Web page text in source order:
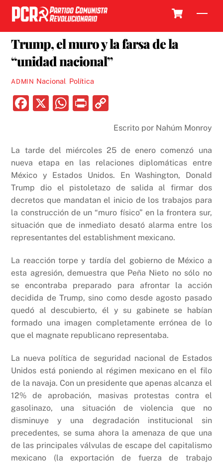
Skip
content
Trump, el muro y la farsa de la
“unidad nacional”
ADMIN Nacional Política
F
e
b
o
o
k
X
W
s
A
p
p
P
p
y
Li
n
k
Escrito por Nahúm Monroy
La tarde del miércoles 25 de enero comenzó una
nueva etapa en las relaciones diplomáticas entre
México y Estados Unidos. En Washington, Donald
Trump dio el pistoletazo de salida al firmar dos
decretos que mandatan el inicio de los trabajos para
la construcción de un “muro físico” en la frontera sur,
situación que de inmediato desató alarma entre los
representantes del establishment mexicano.
La reacción torpe y tardía del gobierno de México a
esta agresión, demuestra que Peña Nieto no sólo no
se encontraba preparado para afrontar la acción
decidida de Trump, sino como desde agosto pasado
quedó al descubierto, él y su gabinete se habían
formado una imagen completamente errónea de lo
que el magnate republicano representaba.
La nueva política de seguridad nacional de Estados
Unidos está poniendo al régimen mexicano en el filo
de la navaja. Con un presidente que apenas alcanza el
12% de aprobación, masivas protestas contra el
gasolinazo, una situación de violencia que no
disminuye y una degradación institucional sin
precedentes, se suma ahora la amenaza de que una
de las principales válvulas de escape del capitalismo
mexicano (la exportación de fuerza de trabajo